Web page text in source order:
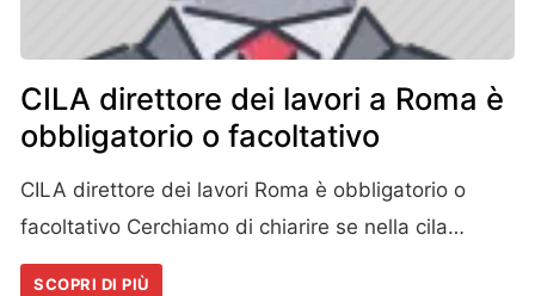
CILA direttore dei lavori a Roma è
obbligatorio o facoltativo
CILA direttore dei lavori Roma è obbligatorio o
facoltativo Cerchiamo di chiarire se nella cila…
SCOPRI DI PIÙ